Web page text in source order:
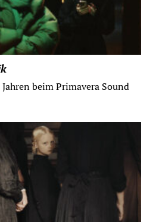
beim Primavera Sound